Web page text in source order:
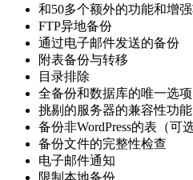
和50多个额外的功能和增强
FTP异地备份
通过电子邮件发送的备份
附表备份与转移
目录排除
全备份和数据库的唯一选项
挑剔的服务器的兼容性功能
备份非WordPress的表（可选
备份文件的完整性检查
电子邮件通知
限制本地备份